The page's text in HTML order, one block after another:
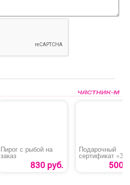
Пирог с рыбой на
заказ
830 руб.
Подарочный
сертификат
500